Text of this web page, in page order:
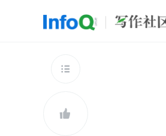
查看更多

